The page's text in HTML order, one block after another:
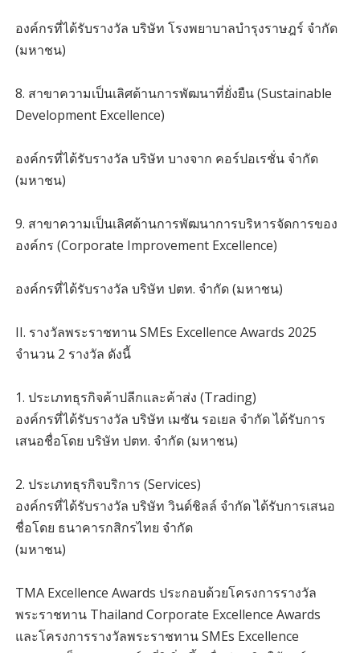
องค์กรที่ได้รับรางวัล บริษัท โรงพยาบาลบำรุงราษฎร์ จำกัด
(มหาชน)
8. สาขาความเป็นเลิศด้านการพัฒนาที่ยั่งยืน (Sustainable
Development Excellence)
องค์กรที่ได้รับรางวัล บริษัท บางจาก คอร์ปอเรชั่น จำกัด
(มหาชน)
9. สาขาความเป็นเลิศด้านการพัฒนาการบริหารจัดการของ
องค์กร (Corporate Improvement Excellence)
องค์กรที่ได้รับรางวัล บริษัท ปตท. จำกัด (มหาชน)
II. รางวัลพระราชทาน SMEs Excellence Awards 2025
จำนวน 2 รางวัล ดังนี้
1. ประเภทธุรกิจค้าปลีกและค้าส่ง (Trading)
องค์กรที่ได้รับรางวัล บริษัท เมซัน รอเยล จำกัด ได้รับการ
เสนอชื่อโดย บริษัท ปตท. จำกัด (มหาชน)
2. ประเภทธุรกิจบริการ (Services)
องค์กรที่ได้รับรางวัล บริษัท วินด์ชิลล์ จำกัด ได้รับการเสนอ
ชื่อโดย ธนาคารกสิกรไทย จำกัด
(มหาชน)
TMA Excellence Awards ประกอบด้วยโครงการรางวัล
พระราชทาน Thailand Corporate Excellence Awards
และโครงการรางวัลพระราชทาน SMEs Excellence